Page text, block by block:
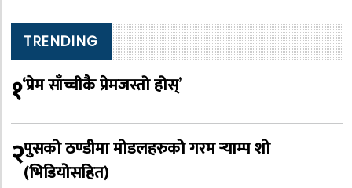
TRENDING
१‘प्रेम साँच्चीकै प्रेमजस्तो होस्’
२पुसको ठण्डीमा मोडलहरुको गरम र्‍याम्प शो
(भिडियोसहित)